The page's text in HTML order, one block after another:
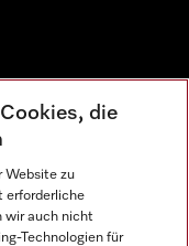
die
Website zu
erforderliche
wir auch nicht
Technologien für